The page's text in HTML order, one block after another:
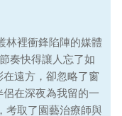
林裡衝鋒陷陣的媒體
奏快得讓人忘了如
遠方，卻忽略了窗
在深夜為我留的一
考取了園藝治療師與